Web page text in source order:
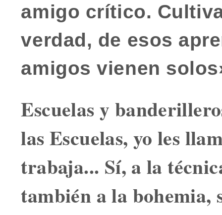
amigo crítico.
verdad, de esos
amigos vienen
Escuelas y
las Escuelas, yo les
trabaja... Sí, a la
también a la bohemia,